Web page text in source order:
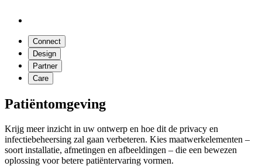
Connect
Design
Partner
Care
Patiëntomgeving
Krijg meer inzicht in uw ontwerp en hoe dit de privacy en
infectiebeheersing zal gaan verbeteren. Kies maatwerkelementen –
soort installatie, afmetingen en afbeeldingen – die een bewezen
oplossing voor betere patiëntervaring vormen.